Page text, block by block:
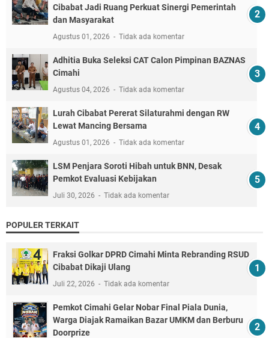
Cibabat Jadi Ruang Perkuat Sinergi Pemerintah
dan Masyarakat
Agustus 01, 2026 Tidak ada komentar
Adhitia Buka Seleksi CAT Calon Pimpinan BAZNAS
Cimahi
Agustus 04, 2026 Tidak ada komentar
Lurah Cibabat Pererat Silaturahmi dengan RW
Lewat Mancing Bersama
Agustus 01, 2026 Tidak ada komentar
LSM Penjara Soroti Hibah untuk BNN, Desak
Pemkot Evaluasi Kebijakan
Juli 30, 2026 Tidak ada komentar
POPULER TERKAIT
Fraksi Golkar DPRD Cimahi Minta Rebranding RSUD
Cibabat Dikaji Ulang
Juli 22, 2026 Tidak ada komentar
Pemkot Cimahi Gelar Nobar Final Piala Dunia,
Warga Diajak Ramaikan Bazar UMKM dan Berburu
Doorprize